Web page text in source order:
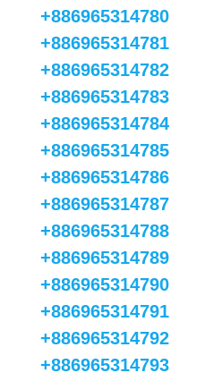
+886965314780
+886965314781
+886965314782
+886965314783
+886965314784
+886965314785
+886965314786
+886965314787
+886965314788
+886965314789
+886965314790
+886965314791
+886965314792
+886965314793